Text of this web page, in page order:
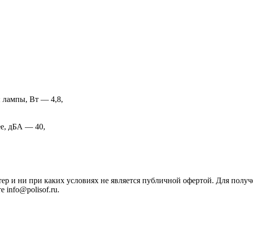
лампы, Вт — 4,8,
дБА — 40,
и ни при каких условиях не является публичной офертой. Для
info@polisof.ru.